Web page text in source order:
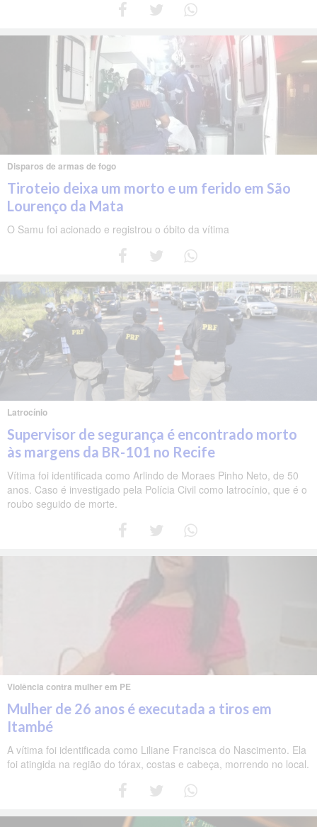
Disparos de armas de fogo
Tiroteio deixa um morto e um ferido em São
Lourenço da Mata
O Samu foi acionado e registrou o óbito da vítima
Latrocínio
Supervisor de segurança é encontrado morto
às margens da BR-101 no Recife
Vítima foi identificada como Arlindo de Moraes Pinho Neto, de 50
anos. Caso é investigado pela Polícia Civil como latrocínio, que é o
roubo seguido de morte.
Violência contra mulher em PE
Mulher de 26 anos é executada a tiros em
Itambé
A vítima foi identificada como Liliane Francisca do Nascimento. Ela
foi atingida na região do tórax, costas e cabeça, morrendo no local.